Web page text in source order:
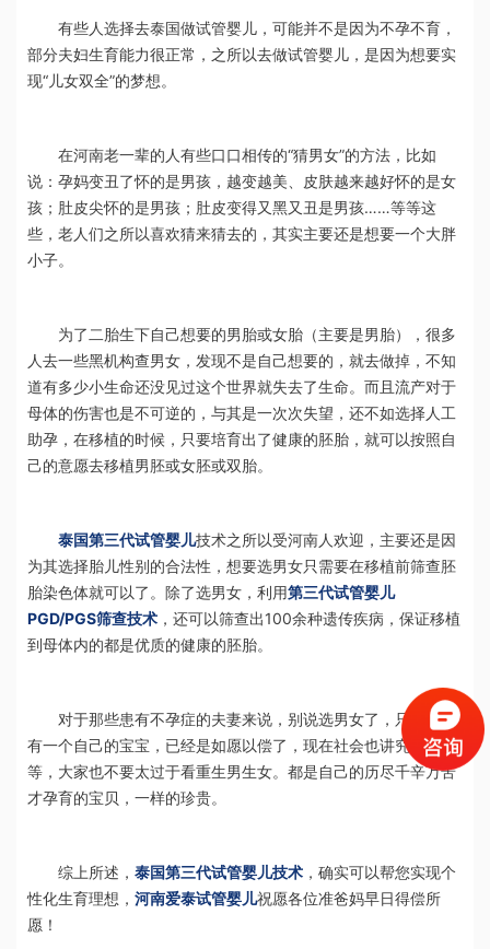
有些人选择去泰国做试管婴儿，可能并不是因为不孕不育，
部分夫妇生育能力很正常，之所以去做试管婴儿，是因为想要实
现“儿女双全”的梦想。
在河南老一辈的人有些口口相传的“猜男女”的方法，比如
说：孕妈变丑了怀的是男孩，越变越美、皮肤越来越好怀的是女
孩；肚皮尖怀的是男孩；肚皮变得又黑又丑是男孩……等等这
些，老人们之所以喜欢猜来猜去的，其实主要还是想要一个大胖
小子。
为了二胎生下自己想要的男胎或女胎（主要是男胎），很多
人去一些黑机构查男女，发现不是自己想要的，就去做掉，不知
道有多少小生命还没见过这个世界就失去了生命。而且流产对于
母体的伤害也是不可逆的，与其是一次次失望，还不如选择人工
助孕，在移植的时候，只要培育出了健康的胚胎，就可以按照自
己的意愿去移植男胚或女胚或双胎。
泰国第三代试管婴儿技术之所以受河南人欢迎，主要还是因
为其选择胎儿性别的合法性，想要选男女只需要在移植前筛查胚
胎染色体就可以了。除了选男女，利用第三代试管婴儿
PGD/PGS筛查技术 ，还可以筛查出100余种遗传疾病，保证移植
到母体内的都是优质的健康的胚胎。
对于那些患有不孕症的夫妻来说，别说选男女了，只要能拥
有一个自己的宝宝，已经是如愿以偿了，现在社会也讲究男女平
等，大家也不要太过于看重生男生女。都是自己的历尽千辛万苦
才孕育的宝贝，一样的珍贵。
综上所述， 泰国第三代试管婴儿技术 ，确实可以帮您实现个
性化生育理想， 河南爱泰试管婴儿祝愿各位准爸妈早日得偿所
愿！